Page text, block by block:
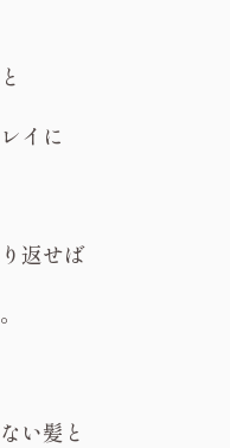
イに
返せば
い髪と